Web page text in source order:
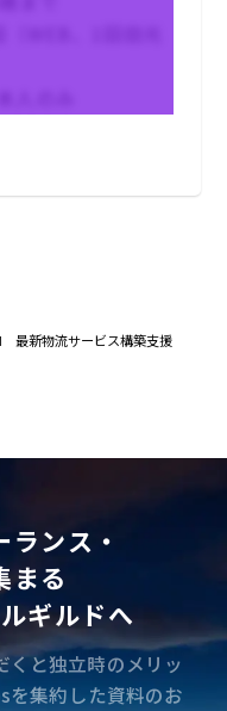
最新物流サービス構築支援
ンス・
まる
ギルドへ
と独立時のメリッ
を集約した資料のお